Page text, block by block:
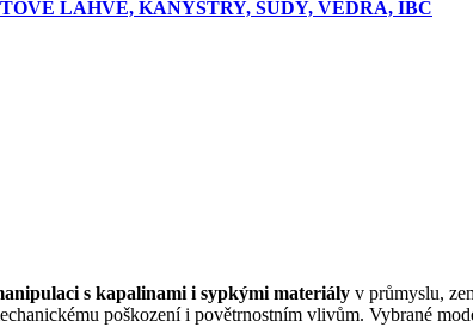
LÁHVE, KANYSTRY, SUDY, VĚDRA, IBC
s kapalinami i sypkými materiály v průmyslu,
poškození i povětrnostním vlivům. Vybrané